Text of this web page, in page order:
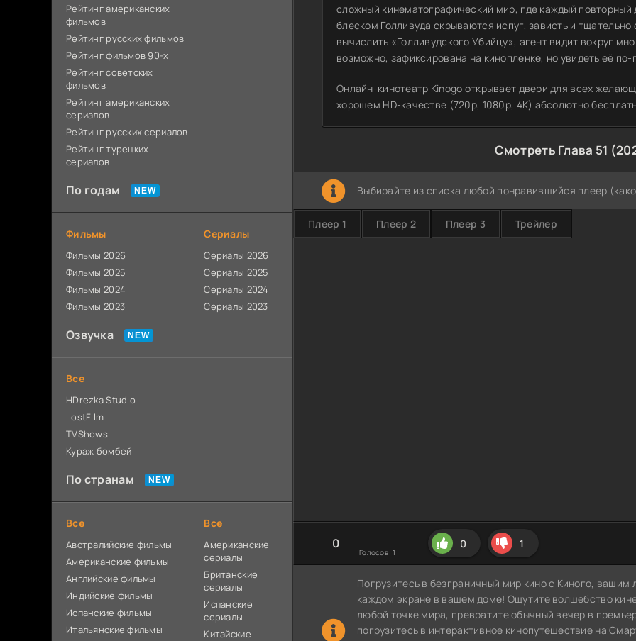
сложный кинематографический мир, где каждый повторный
блеском Голливуда скрываются испуг, зависть и
вычислить «Голливудского Убийцу», агент видит вокруг
возможно, зафиксирована на киноплёнке, но увидеть её
Онлайн-кинотеатр Kinogo открывает двери для всех
хорошем HD-качестве (720p, 1080p, 4K) абсолютно
Смотреть Глава 51
Выбирайте из списка любой понравившийся плеер
Плеер 1 Плеер 2 Плеер 3 Трейлер
0
Голосов: 1
0 1
Погрузитесь в безграничный мир кино с Киного,
каждом экране в вашем доме! Ощутите волшебство
любой точке мира, превратите обычный вечер в
погрузитесь в интерактивное кинопутешествие на
Рейтинг американских
фильмов
Рейтинг русских фильмов
Рейтинг фильмов 90-х
Рейтинг советских
фильмов
Рейтинг американских
сериалов
Рейтинг русских сериалов
Рейтинг турецких
сериалов
По годам
Фильмы
Фильмы 2026
Фильмы 2025
Фильмы 2024
Фильмы 2023
Сериалы
Сериалы 2026
Сериалы 2025
Сериалы 2024
Сериалы 2023
Озвучка
Все
HDrezka Studio
LostFilm
TVShows
Кураж бомбей
По странам
Все
Австралийские фильмы
Американские фильмы
Английские фильмы
Индийские фильмы
Испанские фильмы
Итальянские фильмы
Все
Американские
сериалы
Британские
сериалы
Испанские
сериалы
Китайские